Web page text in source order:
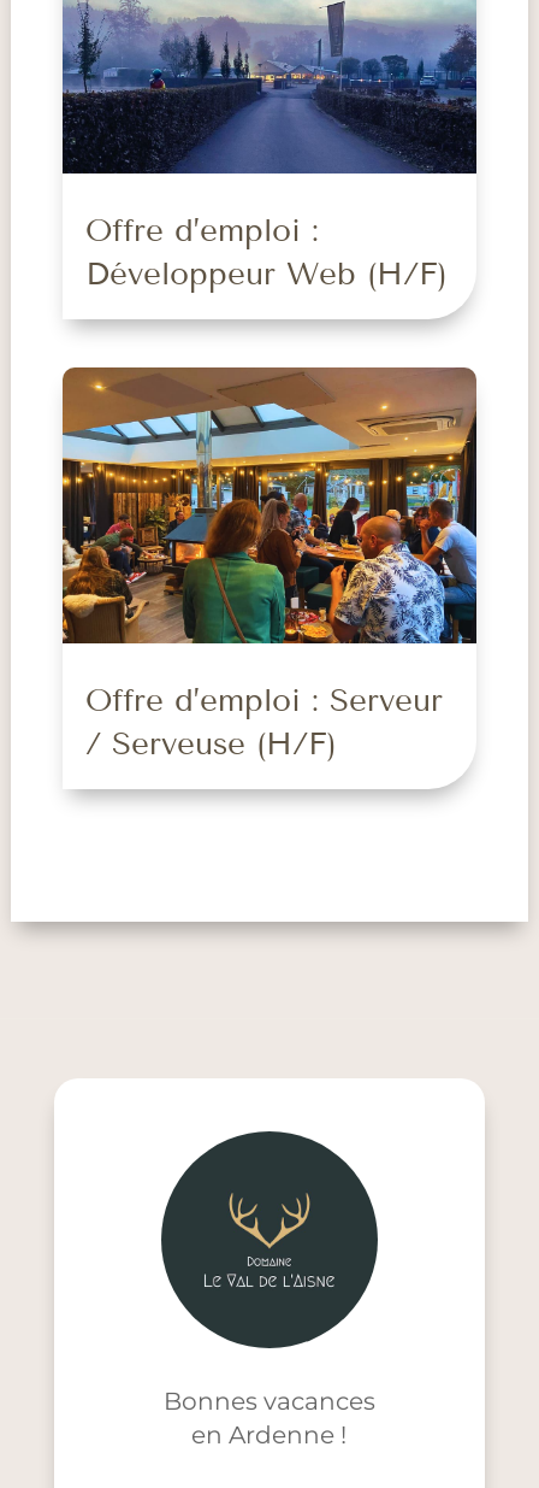
Offre d’emploi :
Développeur Web (H/F)
Offre d’emploi : Serveur
/ Serveuse (H/F)
Bonnes vacances
en Ardenne !